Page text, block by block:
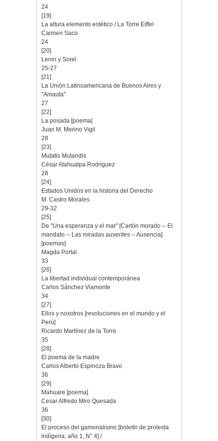
24
[19]
La altura elemento estético / La Torre Eiffel
Carmen Saco
24
[20]
Lenin y Sorel
25-27
[21]
La Unión Latinoamericana de Buenos Aires y
"Amauta"
27
[22]
La posada [poema]
Juan M. Merino Vigil
28
[23]
Mutatis Mutandis
César Atahualpa Rodríguez
28
[24]
Estados Unidos en la historia del Derecho
M. Castro Morales
29-32
[25]
De "Una esperanza y el mar" [Cartón morado -- El
mandato -- Las miradas ausentes -- Ausencia]
[poemas]
Magda Portal
33
[26]
La libertad individual contemporánea
Carlos Sánchez Viamonte
34
[27]
Ellos y nosotros [revoluciones en el mundo y el
Perú]
Ricardo Martínez de la Torre
35
[28]
El poema de la madre
Carlos Alberto Espinoza Bravo
36
[29]
Mahuare [poema]
Cesar Alfredo Miro Quesada
36
[30]
El proceso del gamonalismo [boletín de protesta
indígena, año 1, N° 4] /